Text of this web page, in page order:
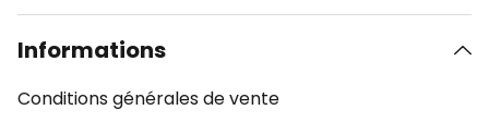
Informations
Conditions générales de vente